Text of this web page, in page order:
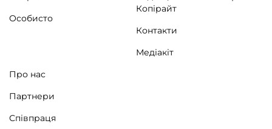
Особисто
Копірайт
Контакти
Медіакіт
Про нас
Партнери
Співпраця